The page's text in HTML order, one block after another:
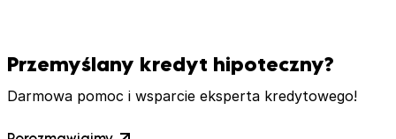
Przemyślany kredyt hipoteczny?
Darmowa pomoc i wsparcie eksperta kredytowego!